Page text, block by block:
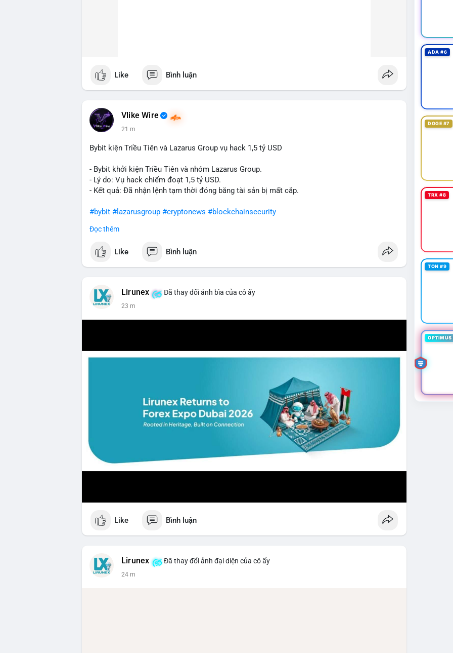
Like Bình luận
Vlike Wire
21 m
Bybit kiện Triều Tiên và Lazarus Group vụ hack 1,5 tỷ USD
- Bybit khởi kiện Triều Tiên và nhóm Lazarus Group.
- Lý do: Vụ hack chiếm đoạt 1,5 tỷ USD.
- Kết quả: Đã nhận lệnh tạm thời đóng băng tài sản bị mất cắp.
#bybit #lazarusgroup #cryptonews #blockchainsecurity
$btc $eth
#vlikevn #titanbot
Đọc thêm
Like Bình luận
Lirunex Đã thay đổi ảnh bìa của cô ấy
23 m
Like Bình luận
Lirunex Đã thay đổi ảnh đại diện của cô ấy
24 m
ADA #6
DOGE #7
TRX #8
TON #9
OPTIMUS